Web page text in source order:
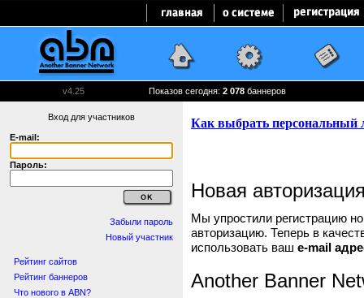
v4.25 Показов сегодня: 2 078 баннеров
Вход для участников
E-mail:
Пароль:
Забыли пароль
Новый участник
Рейтинг сайтов
Рейтинг баннеров
Что нового в ABN?
Новая
Мы упростили регистрацию
авторизацию. Теперь в
использовать ваш e-mail
Another Banner